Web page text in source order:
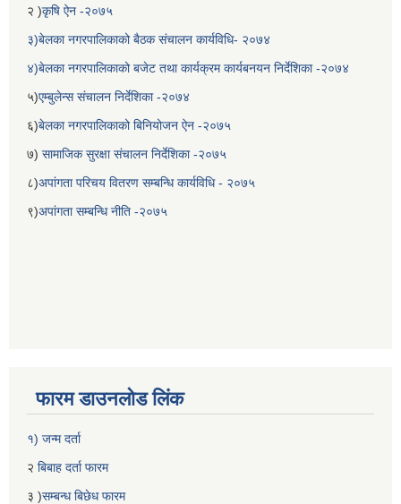
२ )कृषि ऐन -२०७५
३)बेलका नगरपालिकाको बैठक संचालन कार्यविधि- २०७४
४)बेलका नगरपालिकाको बजेट तथा कार्यक्रम कार्यबनयन निर्देशिका -२०७४
५)एम्बुलेन्स संचालन निर्देशिका -२०७४
६)बेलका नगरपालिकाको बिनियोजन ऐन -२०७५
७) सामाजिक सुरक्षा संचालन निर्देशिका -२०७५
८)अपांगता परिचय वितरण सम्बन्धि कार्यविधि - २०७५
९)अपांगता सम्बन्धि नीति -२०७५
फारम डाउनलोड लिंक
१) जन्म दर्ता
२ बिबाह दर्ता फारम
३ )सम्बन्ध बिछेध फारम